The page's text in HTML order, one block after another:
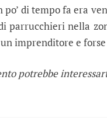
po’ di tempo fa era
parrucchieri nella
imprenditore e
potrebbe